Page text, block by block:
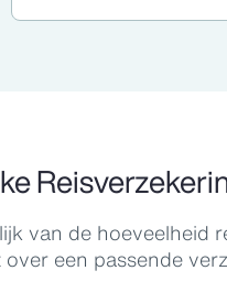
van de
een passende